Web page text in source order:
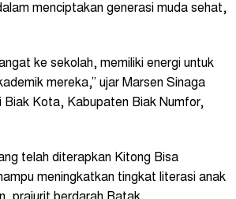
menciptakan generasi muda sehat,
ke sekolah, memiliki energi untuk
mereka,” ujar Marsen Sinaga
Biak Kota, Kabupaten Biak Numfor,
telah diterapkan Kitong Bisa
meningkatkan tingkat literasi anak